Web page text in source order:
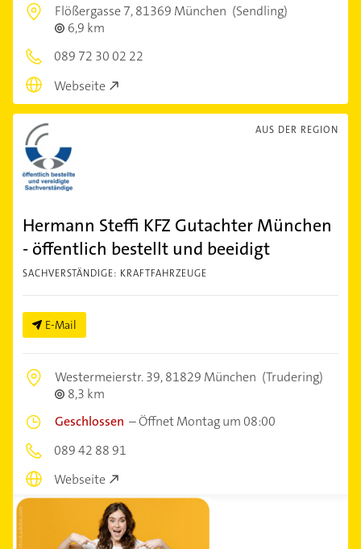
Flößergasse 7,81369 München (Sendling)
6,9 km
089 72 30 02 22
Webseite
AUS DER REGION
Hermann Steffi KFZ Gutachter München
- öffentlich bestellt und beeidigt
SACHVERSTÄNDIGE: KRAFTFAHRZEUGE
E-Mail
Westermeierstr. 39,81829 München (Trudering)
8,3 km
Geschlossen –Öffnet Montag um 08:00
089 42 88 91
Webseite